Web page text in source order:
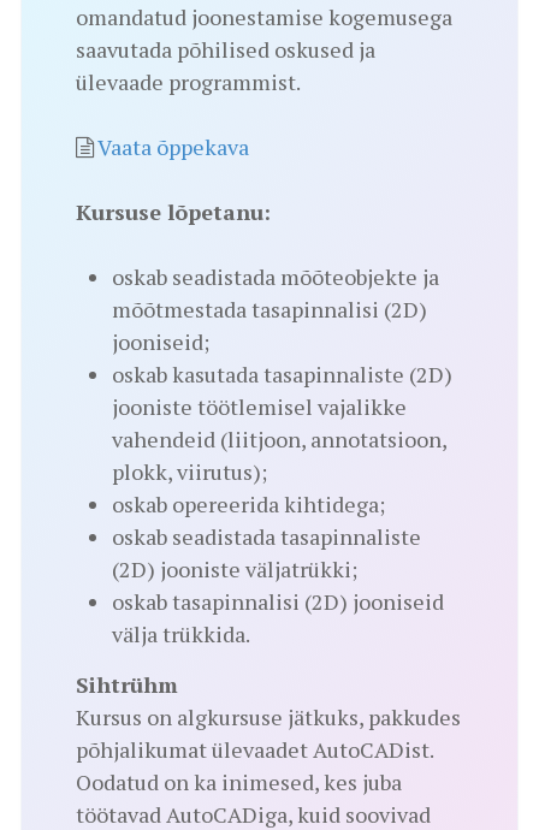
omandatud joonestamise kogemusega
saavutada põhilised oskused ja
ülevaade programmist.
Vaata õppekava
Kursuse lõpetanu:
oskab seadistada mõõteobjekte ja
mõõtmestada tasapinnalisi (2D)
jooniseid;
oskab kasutada tasapinnaliste (2D)
jooniste töötlemisel vajalikke
vahendeid (liitjoon, annotatsioon,
plokk, viirutus);
oskab opereerida kihtidega;
oskab seadistada tasapinnaliste
(2D) jooniste väljatrükki;
oskab tasapinnalisi (2D) jooniseid
välja trükkida.
Sihtrühm
Kursus on algkursuse jätkuks, pakkudes
põhjalikumat ülevaadet AutoCADist.
Oodatud on ka inimesed, kes juba
töötavad AutoCADiga, kuid soovivad